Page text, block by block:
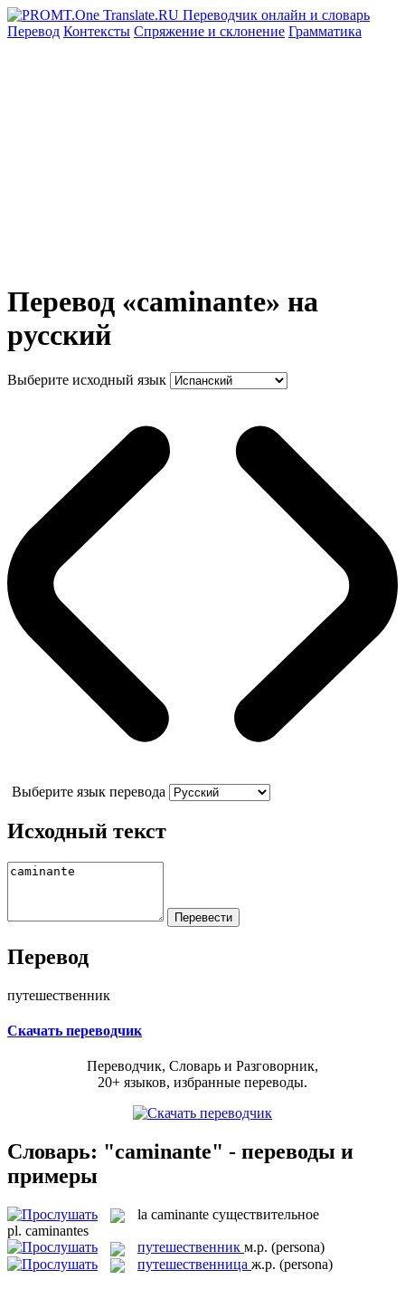
Перевод Контексты Спряжение и склонение Грамматика
Перевод «caminante» на
русский
Выберите исходный язык
Выберите язык перевода
Исходный текст
Перевод
путешественник
Скачать переводчик
Переводчик, Словарь и Разговорник,
20+ языков, избранные переводы.
Словарь: "caminante" - переводы и
примеры
la caminante существительное
pl. caminantes
путешественник м.р. (persona)
путешественница ж.р. (persona)